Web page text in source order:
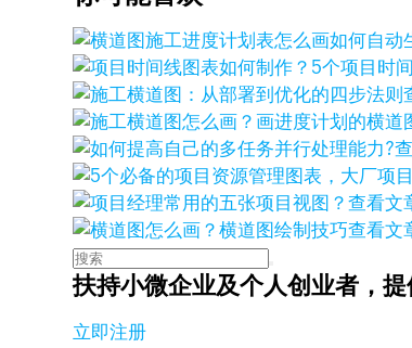
查看文
查看文
扶持小微企业及个人创业者，提
立即注册